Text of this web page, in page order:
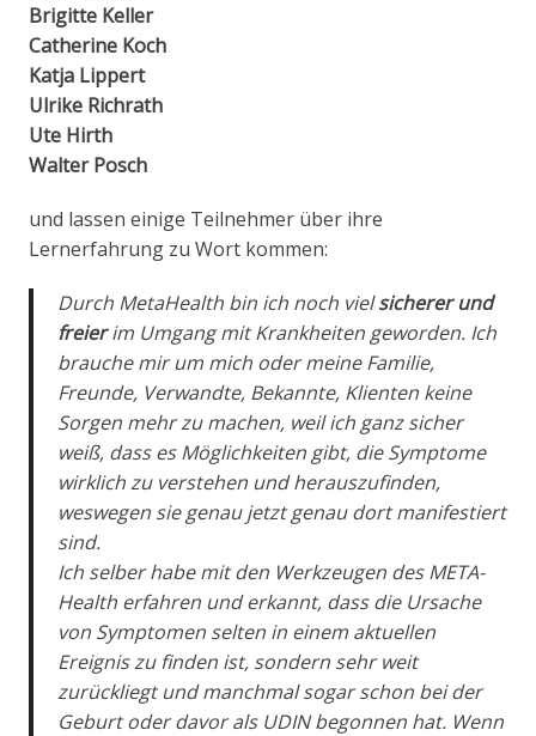
Brigitte Keller
Catherine Koch
Katja Lippert
Ulrike Richrath
Ute Hirth
Walter Posch
und lassen einige Teilnehmer über ihre
Lernerfahrung zu Wort kommen:
Durch MetaHealth bin ich noch vielsicherer und
freierim Umgang mit Krankheiten geworden. Ich
brauche mir um mich oder meine Familie,
Freunde, Verwandte, Bekannte, Klienten keine
Sorgen mehr zu machen, weil ich ganz sicher
weiß, dass es Möglichkeiten gibt, die Symptome
wirklich zu verstehen und herauszufinden,
weswegen sie genau jetzt genau dort manifestiert
sind.
Ich selber habe mit den Werkzeugen des META-
Health erfahren und erkannt, dass die Ursache
von Symptomen selten in einem aktuellen
Ereignis zu finden ist, sondern sehr weit
zurückliegt und manchmal sogar schon bei der
Geburt oder davor als UDIN begonnen hat. Wenn